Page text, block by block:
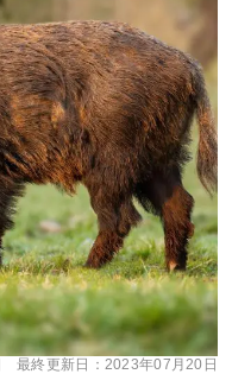
最終更新日： 2023年07月20日